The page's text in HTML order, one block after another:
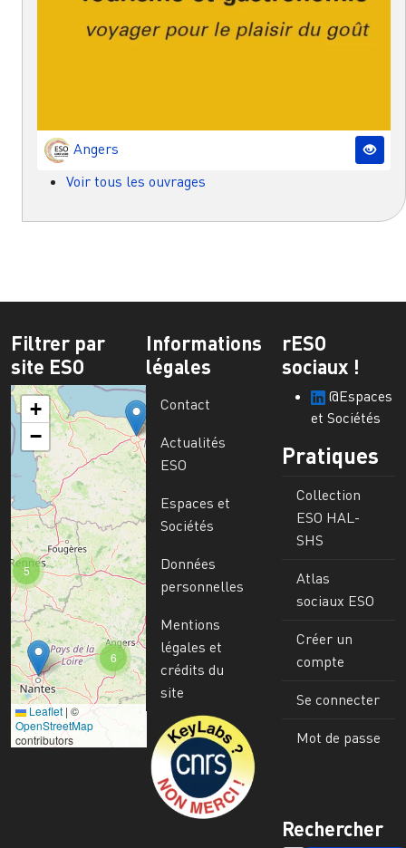
Angers
Voir tous les ouvrages
Filtrer par
site ESO
6
5
+
−
Leaflet | ©
OpenStreetMap
contributors
Informations
légales
Contact
Actualités
ESO
Espaces et
Sociétés
Données
personnelles
Mentions
légales et
crédits du
site
Image
rESO
sociaux !
@Espaces
et Sociétés
Pratiques
Collection
ESO HAL-
SHS
Atlas
sociaux ESO
Créer un
compte
Se connecter
Mot de passe
Rechercher